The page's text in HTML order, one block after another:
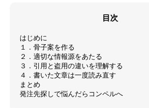
目次
はじめに
１．骨子案を作る
２．適切な情報源をあたる
３．引用と盗用の違いを理解する
４．書いた文章は一度読み直す
まとめ
発注先探しで悩んだらコンペルへ